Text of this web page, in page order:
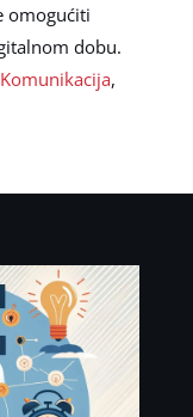
omogućiti
dobu.
Komunikacija,